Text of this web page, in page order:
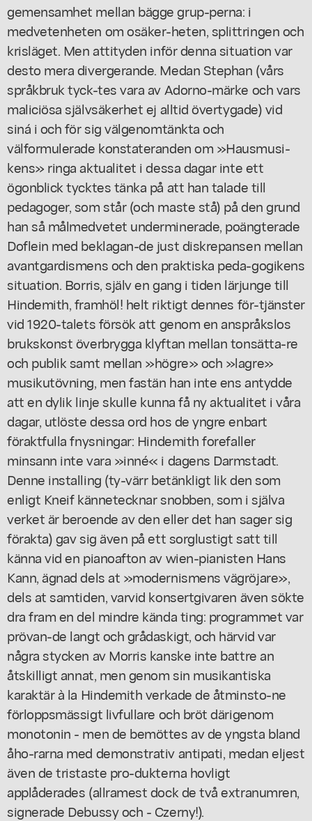
gemensamhet mellan bägge grup-perna: i
medvetenheten om osäker-heten, splittringen och
krisläget. Men attityden inför denna situation var
desto mera divergerande. Medan Stephan (vårs
språkbruk tyck-tes vara av Adorno-märke och vars
maliciösa självsäkerhet ej alltid övertygade) vid
siná i och för sig välgenomtänkta och
välformulerade konstateranden om »Hausmusi-
kens» ringa aktualitet i dessa dagar inte ett
ögonblick tycktes tänka på att han talade till
pedagoger, som står (och maste stå) på den grund
han så målmedvetet underminerade, poängterade
Doflein med beklagan-de just diskrepansen mellan
avantgardismens och den praktiska peda-gogikens
situation. Borris, själv en gang i tiden lärjunge till
Hindemith, framhöl! helt riktigt dennes för-tjänster
vid 1920-talets försök att genom en anspråkslos
brukskonst överbrygga klyftan mellan tonsätta-re
och publik samt mellan »högre» och »lagre»
musikutövning, men fastän han inte ens antydde
att en dylik linje skulle kunna få ny aktualitet i våra
dagar, utlöste dessa ord hos de yngre enbart
föraktfulla fnysningar: Hindemith forefaller
minsann inte vara »inné« i dagens Darmstadt.
Denne installing (ty-värr betänkligt lik den som
enligt Kneif kännetecknar snobben, som i själva
verket är beroende av den eller det han sager sig
förakta) gav sig även på ett sorglustigt satt till
känna vid en pianoafton av wien-pianisten Hans
Kann, ägnad dels at »modernismens vägröjare»,
dels at samtiden, varvid konsertgivaren även sökte
dra fram en del mindre kända ting: programmet var
prövan-de langt och grådaskigt, och härvid var
några stycken av Morris kanske inte battre an
åtskilligt annat, men genom sin musikantiska
karaktär à la Hindemith verkade de åtminsto-ne
förloppsmässigt livfullare och bröt därigenom
monotonin - men de bemöttes av de yngsta bland
åho-rarna med demonstrativ antipati, medan eljest
även de tristaste pro-dukterna hovligt
applåderades (allramest dock de två extranumren,
signerade Debussy och - Czerny!).